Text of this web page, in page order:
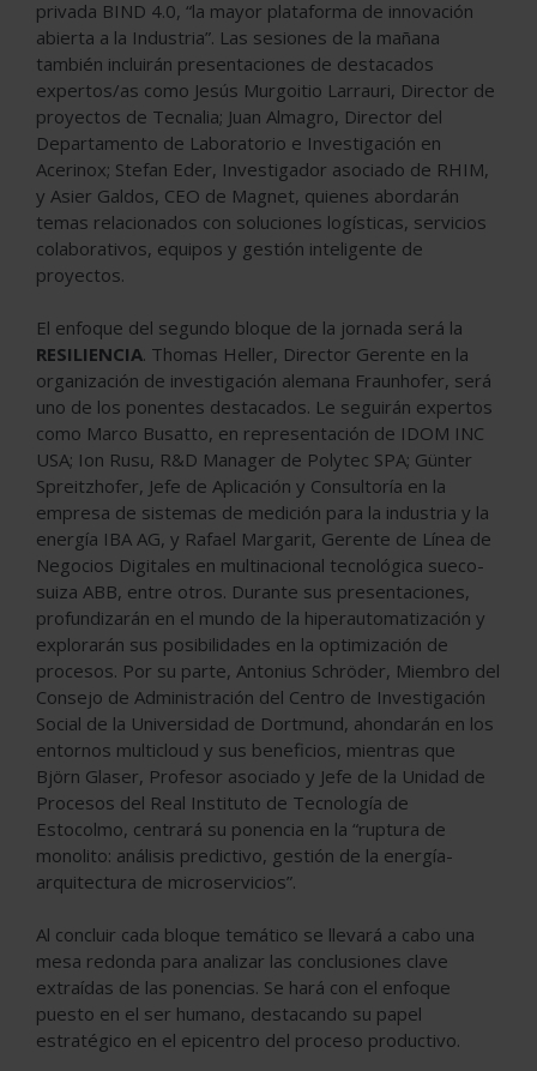
privada BIND 4.0, “la mayor plataforma de innovación
abierta a la Industria”. Las sesiones de la mañana
también incluirán presentaciones de destacados
expertos/as como Jesús Murgoitio Larrauri, Director de
proyectos de Tecnalia; Juan Almagro, Director del
Departamento de Laboratorio e Investigación en
Acerinox; Stefan Eder, Investigador asociado de RHIM,
y Asier Galdos, CEO de Magnet, quienes abordarán
temas relacionados con soluciones logísticas, servicios
colaborativos, equipos y gestión inteligente de
proyectos.
El enfoque del segundo bloque de la jornada será la
RESILIENCIA. Thomas Heller, Director Gerente en la
organización de investigación alemana Fraunhofer, será
uno de los ponentes destacados. Le seguirán expertos
como Marco Busatto, en representación de IDOM INC
USA; Ion Rusu, R&D Manager de Polytec SPA; Günter
Spreitzhofer, Jefe de Aplicación y Consultoría en la
empresa de sistemas de medición para la industria y la
energía IBA AG, y Rafael Margarit, Gerente de Línea de
Negocios Digitales en multinacional tecnológica sueco-
suiza ABB, entre otros. Durante sus presentaciones,
profundizarán en el mundo de la hiperautomatización y
explorarán sus posibilidades en la optimización de
procesos. Por su parte, Antonius Schröder, Miembro del
Consejo de Administración del Centro de Investigación
Social de la Universidad de Dortmund, ahondarán en los
entornos multicloud y sus beneficios, mientras que
Björn Glaser, Profesor asociado y Jefe de la Unidad de
Procesos del Real Instituto de Tecnología de
Estocolmo, centrará su ponencia en la “ruptura de
monolito: análisis predictivo, gestión de la energía-
arquitectura de microservicios”.
Al concluir cada bloque temático se llevará a cabo una
mesa redonda para analizar las conclusiones clave
extraídas de las ponencias. Se hará con el enfoque
puesto en el ser humano, destacando su papel
estratégico en el epicentro del proceso productivo.